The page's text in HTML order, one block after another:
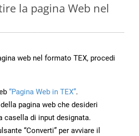
la pagina Web nel
web nel formato TEX, procedi
“Pagina Web in TEX”.
pagina web che desideri
casella di input designata.
“Converti” per avviare il